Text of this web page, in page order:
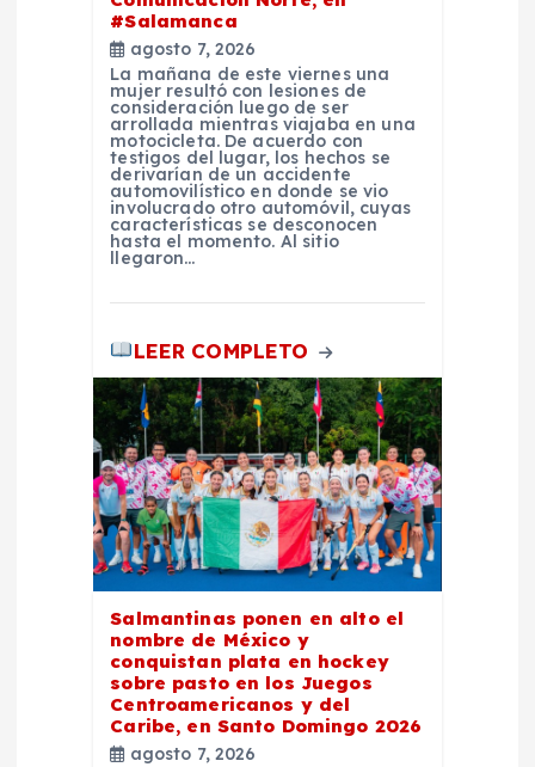
#Salamanca
agosto 7, 2026
La mañana de este viernes una
mujer resultó con lesiones de
consideración luego de ser
arrollada mientras viajaba en una
motocicleta. De acuerdo con
testigos del lugar, los hechos se
derivarían de un accidente
automovilístico en donde se vio
involucrado otro automóvil, cuyas
características se desconocen
hasta el momento. Al sitio
llegaron…
LEER COMPLETO
Salmantinas ponen en alto el
nombre de México y
conquistan plata en hockey
sobre pasto en los Juegos
Centroamericanos y del
Caribe, en Santo Domingo 2026
agosto 7, 2026